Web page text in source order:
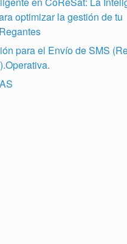
optimizar la gestión de tu
para el Envío de SMS